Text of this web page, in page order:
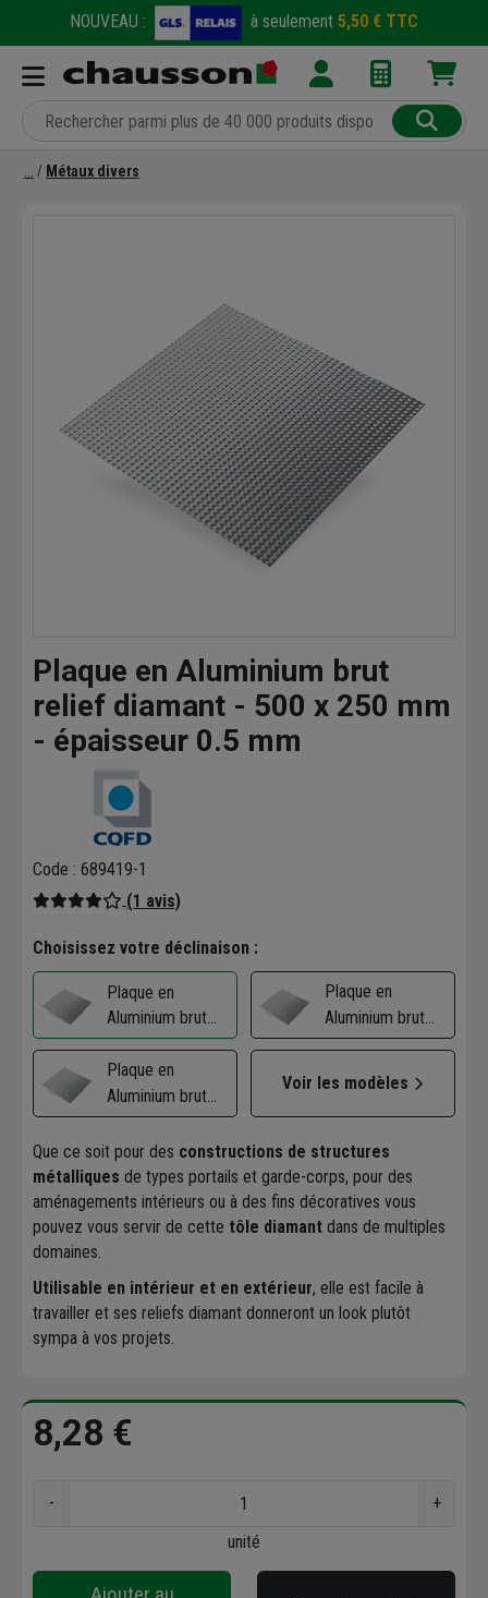
NOUVEAU : à seulement 5,50 € TTC
Métaux divers
Plaque en Aluminium brut
relief diamant - 500 x 250 mm
- épaisseur 0.5 mm
Code : 689419-1
(1 avis)
Choisissez votre déclinaison :
Plaque en
Aluminium brut
relief diamant -
500 x 250 mm -
épaisseur 0.5 mm
Plaque en
Aluminium brut
relief diamant -
épaisseur 0.5 mm
Plaque en
Aluminium brut
relief diamant -
500 x 500 mm -
épaisseur 0.5 mm
Voir les modèles
Que ce soit pour des constructions de structures
métalliques de types portails et garde-corps, pour des
aménagements intérieurs ou à des fins décoratives vous
pouvez vous servir de cette tôle diamant dans de multiples
domaines.
Utilisable en intérieur et en extérieur, elle est facile à
travailler et ses reliefs diamant donneront un look plutôt
sympa à vos projets.
8,28 €
-
+
unité